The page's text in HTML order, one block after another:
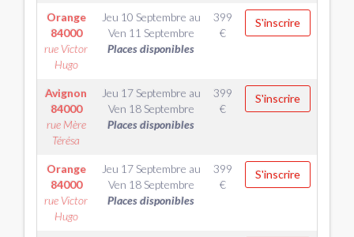
Orange
84000
rue Victor
Hugo
Jeu 10 Septembre au
Ven 11 Septembre
Places disponibles
399
€
S'inscrire
Avignon
84000
rue Mère
Térésa
Jeu 17 Septembre au
Ven 18 Septembre
Places disponibles
399
€
S'inscrire
Orange
84000
rue Victor
Hugo
Jeu 17 Septembre au
Ven 18 Septembre
Places disponibles
399
€
S'inscrire